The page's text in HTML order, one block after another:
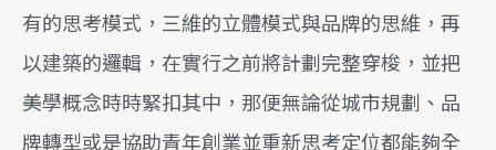
有的思考模式，三維的立體模式與品牌的思維，再
以建築的邏輯，在實行之前將計劃完整穿梭，並把
美學概念時時緊扣其中，那便無論從城市規劃、品
牌轉型或是協助青年創業並重新思考定位都能夠全